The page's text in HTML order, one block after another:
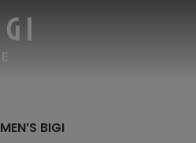
MEN’S BIGI